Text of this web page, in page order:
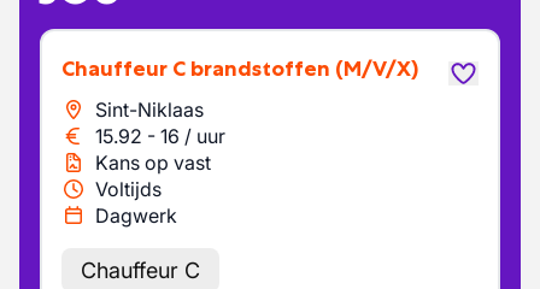
Chauffeur C brandstoffen (M/V/X)
Sint-Niklaas
15.92 - 16 / uur
Kans op vast
Voltijds
Dagwerk
Chauffeur C